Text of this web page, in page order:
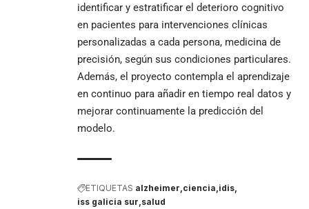
identificar y estratificar el deterioro cognitivo
en pacientes para intervenciones clínicas
personalizadas a cada persona, medicina de
precisión, según sus condiciones particulares.
Además, el proyecto contempla el aprendizaje
en continuo para añadir en tiempo real datos y
mejorar continuamente la predicción del
modelo.
ETIQUETAS alzheimer ciencia idis
iss galicia sur salud